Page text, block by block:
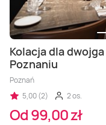
Kolacja dla
Poznaniu
Poznań
5,00 (2)
2 os.
Od 99,00 zł